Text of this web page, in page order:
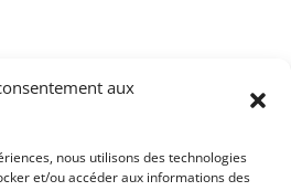
aux
nous utilisons des technologies
et/ou accéder aux informations des